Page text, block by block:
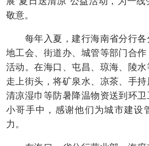
敬意。
每年入夏，建行海南省分行各
地工会、街道办、城管等部门合
活动。在海口、屯昌、琼海、陵
走上街头，将矿泉水、凉茶、手持
清凉湿巾等防暑降温物资送到环
小哥手中，感谢他们为城市建设
力。